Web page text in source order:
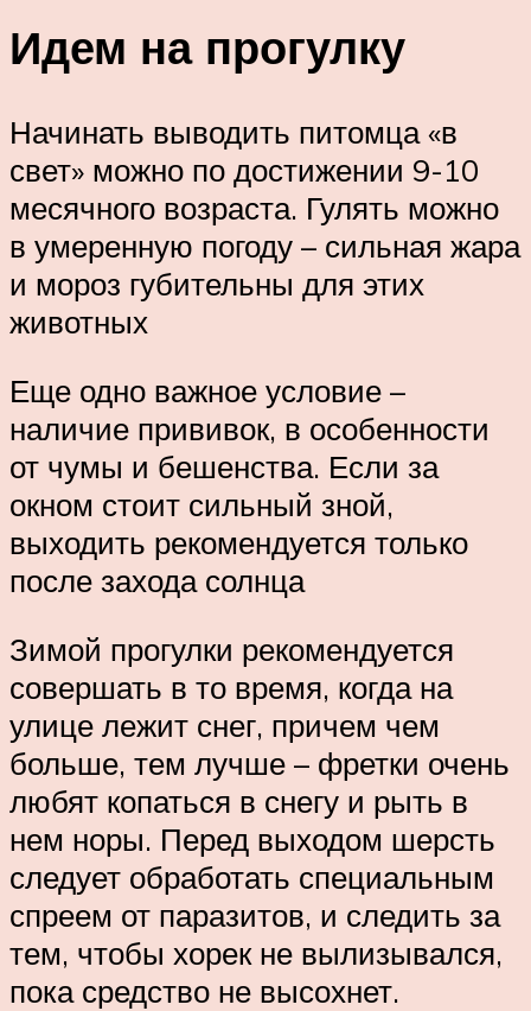
Идем на прогулку
Начинать выводить питомца «в
свет» можно по достижении 9-10
месячного возраста. Гулять можно
в умеренную погоду – сильная жара
и мороз губительны для этих
животных
Еще одно важное условие –
наличие прививок, в особенности
от чумы и бешенства. Если за
окном стоит сильный зной,
выходить рекомендуется только
после захода солнца
Зимой прогулки рекомендуется
совершать в то время, когда на
улице лежит снег, причем чем
больше, тем лучше – фретки очень
любят копаться в снегу и рыть в
нем норы. Перед выходом шерсть
следует обработать специальным
спреем от паразитов, и следить за
тем, чтобы хорек не вылизывался,
пока средство не высохнет.